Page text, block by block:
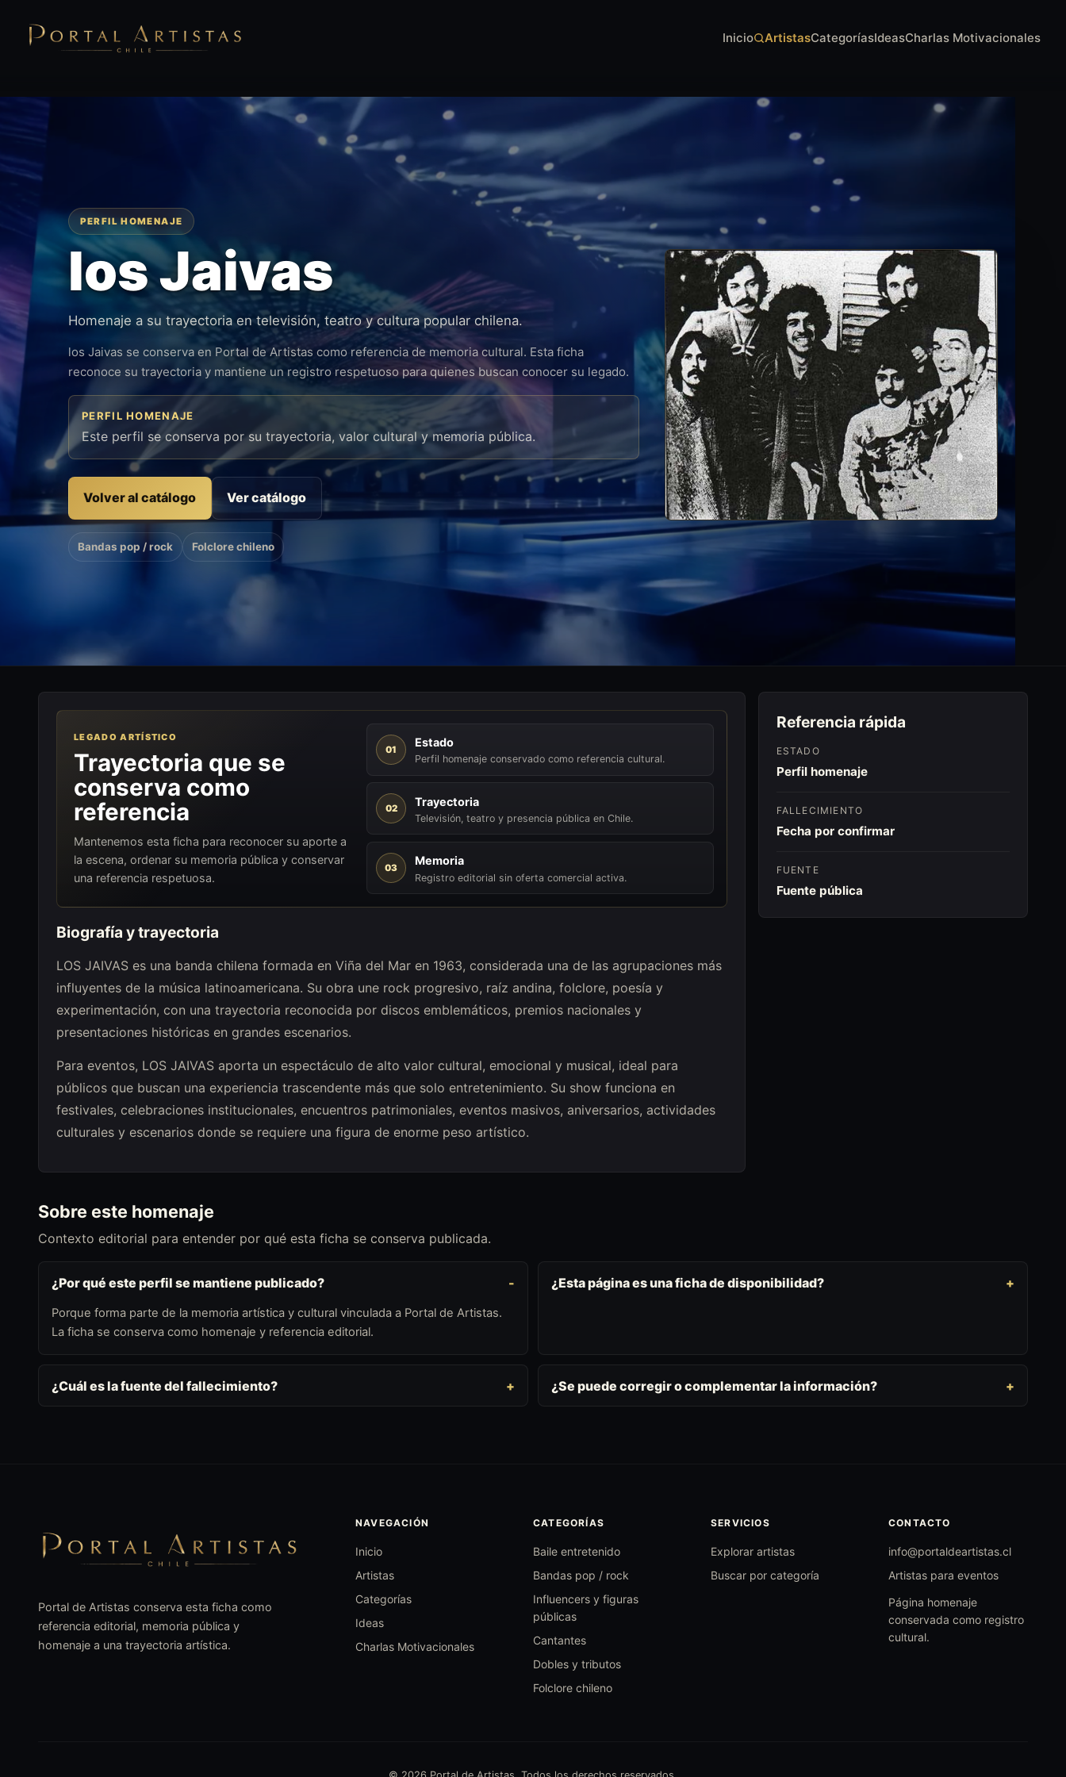
Inicio ArtistasCategoríasIdeasCharlas Motivacionales
PERFIL HOMENAJE
los Jaivas
Homenaje a su trayectoria en televisión, teatro y cultura popular chilena.
los Jaivas se conserva en Portal de Artistas como referencia de memoria cultural. Esta ficha
reconoce su trayectoria y mantiene un registro respetuoso para quienes buscan conocer su legado.
PERFIL HOMENAJE
Este perfil se conserva por su trayectoria, valor cultural y memoria pública.
Volver al catálogo Ver catálogo
Bandas pop / rock Folclore chileno
LEGADO ARTÍSTICO
Trayectoria que se
conserva como
referencia
Mantenemos esta ficha para reconocer su aporte a
la escena, ordenar su memoria pública y conservar
una referencia respetuosa.
01
Estado
Perfil homenaje conservado como referencia cultural.
02
Trayectoria
Televisión, teatro y presencia pública en Chile.
03
Memoria
Registro editorial sin oferta comercial activa.
Biografía y trayectoria
LOS JAIVAS es una banda chilena formada en Viña del Mar en 1963, considerada una de las agrupaciones más
influyentes de la música latinoamericana. Su obra une rock progresivo, raíz andina, folclore, poesía y
experimentación, con una trayectoria reconocida por discos emblemáticos, premios nacionales y
presentaciones históricas en grandes escenarios.
Para eventos, LOS JAIVAS aporta un espectáculo de alto valor cultural, emocional y musical, ideal para
públicos que buscan una experiencia trascendente más que solo entretenimiento. Su show funciona en
festivales, celebraciones institucionales, encuentros patrimoniales, eventos masivos, aniversarios, actividades
culturales y escenarios donde se requiere una figura de enorme peso artístico.
Referencia rápida
ESTADO
Perfil homenaje
FALLECIMIENTO
Fecha por confirmar
FUENTE
Fuente pública
Sobre este homenaje
Contexto editorial para entender por qué esta ficha se conserva publicada.
¿Por qué este perfil se mantiene publicado?
Porque forma parte de la memoria artística y cultural vinculada a Portal de Artistas.
La ficha se conserva como homenaje y referencia editorial.
¿Esta página es una ficha de disponibilidad?
¿Cuál es la fuente del fallecimiento? ¿Se puede corregir o complementar la información?
Portal de Artistas conserva esta ficha como
referencia editorial, memoria pública y
homenaje a una trayectoria artística.
NAVEGACIÓN
Inicio
Artistas
Categorías
Ideas
Charlas Motivacionales
CATEGORÍAS
Baile entretenido
Bandas pop / rock
Influencers y figuras
públicas
Cantantes
Dobles y tributos
Folclore chileno
SERVICIOS
Explorar artistas
Buscar por categoría
CONTACTO
info@portaldeartistas.cl
Artistas para eventos
Página homenaje
conservada como registro
cultural.